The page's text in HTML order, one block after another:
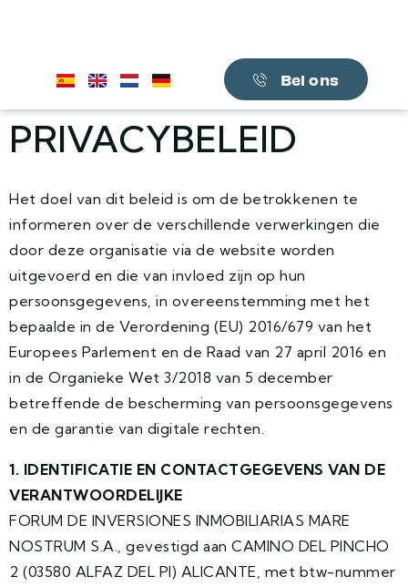
Bel ons
PRIVACYBELEID
Het doel van dit beleid is om de betrokkenen te
informeren over de verschillende verwerkingen die
door deze organisatie via de website worden
uitgevoerd en die van invloed zijn op hun
persoonsgegevens, in overeenstemming met het
bepaalde in de Verordening (EU) 2016/679 van het
Europees Parlement en de Raad van 27 april 2016 en
in de Organieke Wet 3/2018 van 5 december
betreffende de bescherming van persoonsgegevens
en de garantie van digitale rechten.
1. IDENTIFICATIE EN CONTACTGEGEVENS VAN DE
VERANTWOORDELIJKE
FORUM DE INVERSIONES INMOBILIARIAS MARE
NOSTRUM S.A., gevestigd aan CAMINO DEL PINCHO
2 (03580 ALFAZ DEL PI) ALICANTE, met btw-nummer